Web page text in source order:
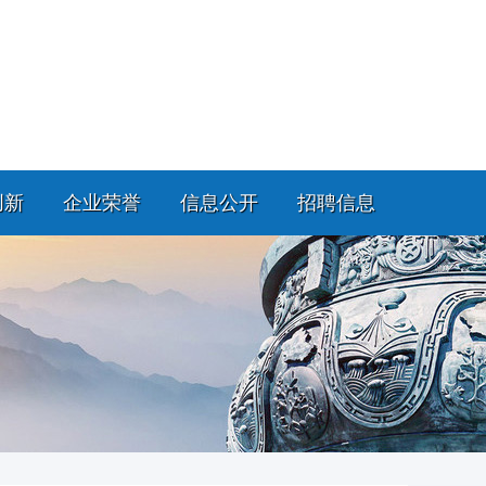
新 企业荣誉 信息公开 招聘信息